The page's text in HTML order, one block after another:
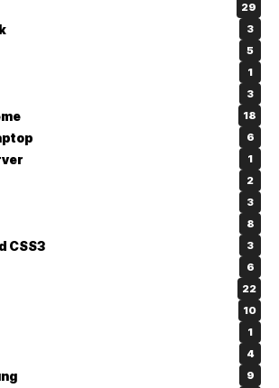
29
3
5
1
3
18
6
1
2
3
8
CSS3 3
6
22
10
1
4
9